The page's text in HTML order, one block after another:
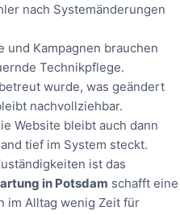
nach Systemänderungen
und Kampagnen brauchen
Technikpflege.
wurde, was geändert
nachvollziehbar.
Website bleibt auch dann
tief im System steckt.
ist das
in Potsdam schafft eine
im Alltag wenig Zeit für